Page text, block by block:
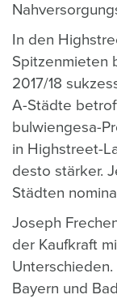
In den
Spitzenmieten
2017/18
A-Städte
bulwiengesa-
in Highstreet-
desto stärker.
Städten
Joseph
der Kaufkraft
Bayern und